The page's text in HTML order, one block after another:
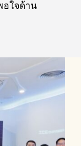
อใจด้าน